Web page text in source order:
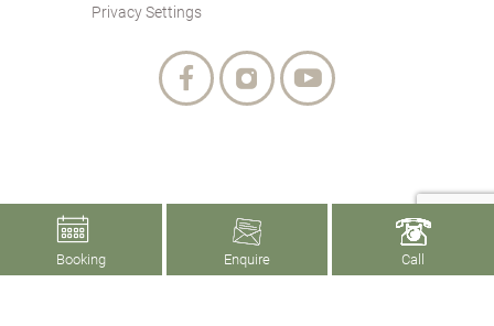
Privacy Settings
Booking Enquire Call